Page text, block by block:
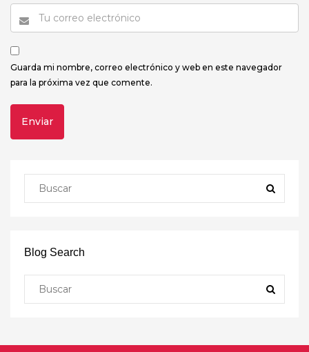
Guarda mi nombre, correo electrónico y web en este navegador
para la próxima vez que comente.
Blog Search